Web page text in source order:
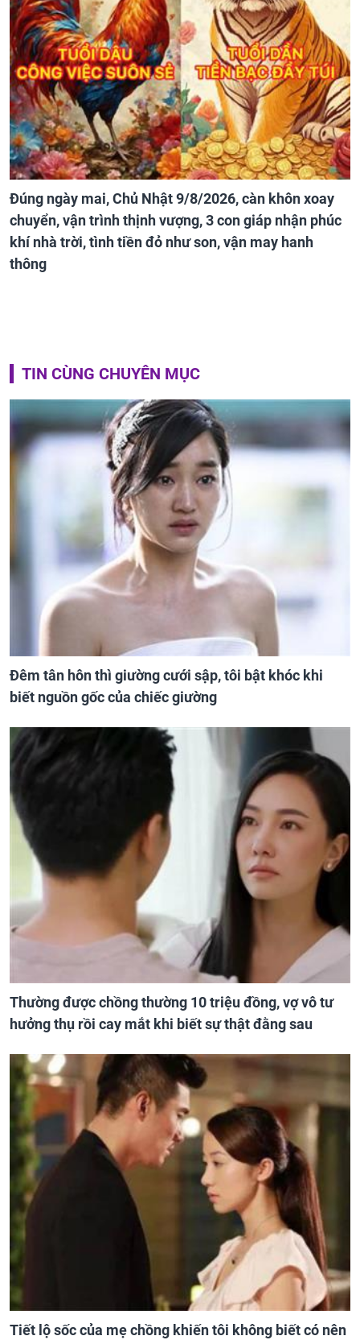
Đúng ngày mai, Chủ Nhật 9/8/2026, càn khôn xoay
chuyển, vận trình thịnh vượng, 3 con giáp nhận phúc
khí nhà trời, tình tiền đỏ như son, vận may hanh
thông
TIN CÙNG CHUYÊN MỤC
Đêm tân hôn thì giường cưới sập, tôi bật khóc khi
biết nguồn gốc của chiếc giường
Thường được chồng thường 10 triệu đồng, vợ vô tư
hưởng thụ rồi cay mắt khi biết sự thật đằng sau
Tiết lộ sốc của mẹ chồng khiến tôi không biết có nên